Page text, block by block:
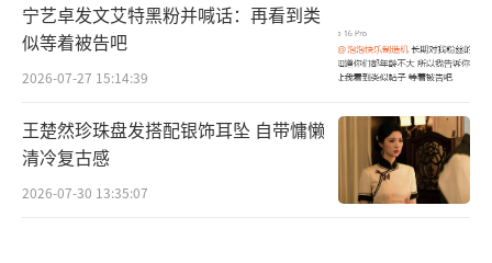
宁艺卓发文艾特黑粉并喊话：再看到类
似等着被告吧
2026-07-27 15:14:39
王楚然珍珠盘发搭配银饰耳坠 自带慵懒
清冷复古感
2026-07-30 13:35:07